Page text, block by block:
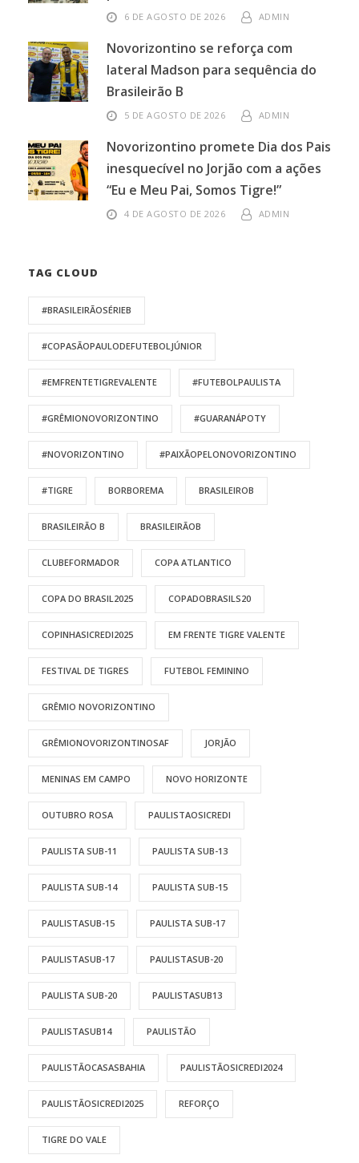
6 DE AGOSTO DE 2026 ADMIN
Novorizontino se reforça com
lateral Madson para sequência do
Brasileirão B
5 DE AGOSTO DE 2026 ADMIN
Novorizontino promete Dia dos Pais
inesquecível no Jorjão com a ações
“Eu e Meu Pai, Somos Tigre!”
4 DE AGOSTO DE 2026 ADMIN
TAG CLOUD
#BRASILEIRÃOSÉRIEB
#COPASÃOPAULODEFUTEBOLJÚNIOR
#EMFRENTETIGREVALENTE #FUTEBOLPAULISTA
#GRÊMIONOVORIZONTINO #GUARANÁPOTY
#NOVORIZONTINO #PAIXÃOPELONOVORIZONTINO
#TIGRE BORBOREMA BRASILEIROB
BRASILEIRÃO B BRASILEIRÃOB
CLUBEFORMADOR COPA ATLANTICO
COPA DO BRASIL2025 COPADOBRASILS20
COPINHASICREDI2025 EM FRENTE TIGRE VALENTE
FESTIVAL DE TIGRES FUTEBOL FEMININO
GRÊMIO NOVORIZONTINO
GRÊMIONOVORIZONTINOSAF JORJÃO
MENINAS EM CAMPO NOVO HORIZONTE
OUTUBRO ROSA PAULISTAOSICREDI
PAULISTA SUB-11 PAULISTA SUB-13
PAULISTA SUB-14 PAULISTA SUB-15
PAULISTASUB-15 PAULISTA SUB-17
PAULISTASUB-17 PAULISTASUB-20
PAULISTA SUB-20 PAULISTASUB13
PAULISTASUB14 PAULISTÃO
PAULISTÃOCASASBAHIA PAULISTÃOSICREDI2024
PAULISTÃOSICREDI2025 REFORÇO
TIGRE DO VALE